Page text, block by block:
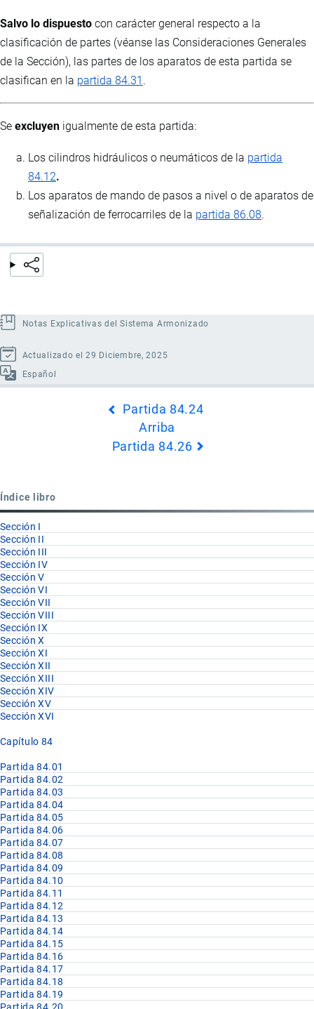
Salvo lo dispuesto con carácter general respecto a la
clasificación de partes (véanse las Consideraciones Generales
de la Sección), las partes de los aparatos de esta partida se
clasifican en la partida 84.31 .
Se excluyen igualmente de esta partida:
Los cilindros hidráulicos o neumáticos de la partida
84.12.
Los aparatos de mando de pasos a nivel o de aparatos de
señalización de ferrocarriles de la partida 86.08.
Notas Explicativas del Sistema Armonizado
Actualizado el 29 Diciembre, 2025
Español
Partida 84.24
Arriba
Partida 84.26
Índice libro
Sección I
Sección II
Sección III
Sección IV
Sección V
Sección VI
Sección VII
Sección VIII
Sección IX
Sección X
Sección XI
Sección XII
Sección XIII
Sección XIV
Sección XV
Sección XVI
Capítulo 84
Partida 84.01
Partida 84.02
Partida 84.03
Partida 84.04
Partida 84.05
Partida 84.06
Partida 84.07
Partida 84.08
Partida 84.09
Partida 84.10
Partida 84.11
Partida 84.12
Partida 84.13
Partida 84.14
Partida 84.15
Partida 84.16
Partida 84.17
Partida 84.18
Partida 84.19